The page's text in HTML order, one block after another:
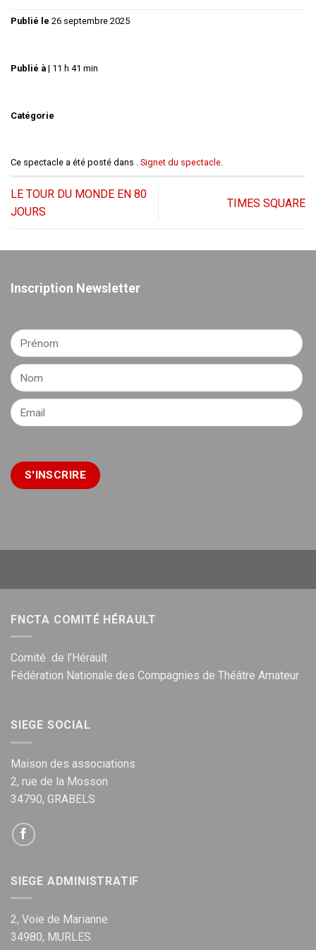
Publié le 26 septembre 2025
Publié à | 11 h 41 min
Catégorie
Ce spectacle a été posté dans . Signet du spectacle.
LE TOUR DU MONDE EN 80
JOURS
TIMES SQUARE
Inscription Newsletter
FNCTA COMITÉ HÉRAULT
Comité de l’Hérault
Fédération Nationale des Compagnies de Théâtre Amateur
SIEGE SOCIAL
Maison des associations
2, rue de la Mosson
34790, GRABELS
SIEGE ADMINISTRATIF
2, Voie de Marianne
34980, MURLES